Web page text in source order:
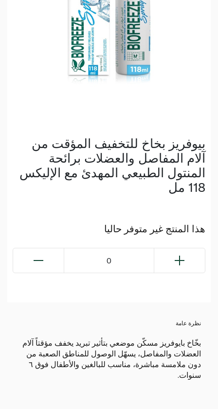
بيوفريز بخاخ للتخفيف المؤقت من
آلام المفاصل والعضلات برائحة
المنتول الطبيعي المهدئ مع الإليكس
118 مل
هذا المنتج غير متوفر حاليا
0
نظرة عامة
بخّاخ بايوفريز مسكّن موضعي بتأثير تبريد يخفف مؤقتاً آلام
العضلات والمفاصل، يسهّل الوصول للمناطق الصعبة من
دون ملامسة مباشرة، مناسب للبالغين والأطفال فوق ٦
سنوات.